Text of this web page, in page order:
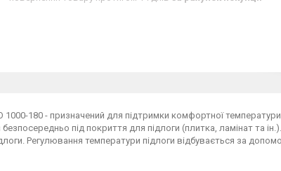
1000-180 - призначений для підтримки комфортної
під покриття для підлоги (плитка, ламінат та
Регулювання температури підлоги відбувається за